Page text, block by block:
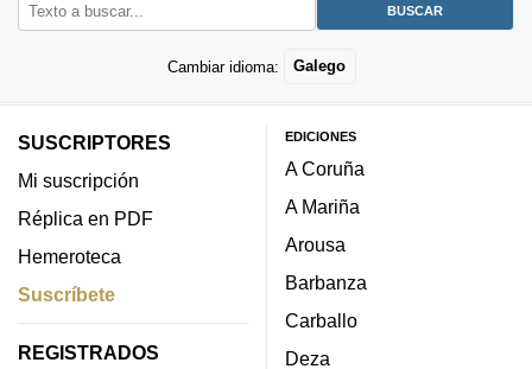
Cambiar idioma: Galego
SUSCRIPTORES
Mi suscripción
Réplica en PDF
Hemeroteca
Suscríbete
REGISTRADOS
EDICIONES
A Coruña
A Mariña
Arousa
Barbanza
Carballo
Deza